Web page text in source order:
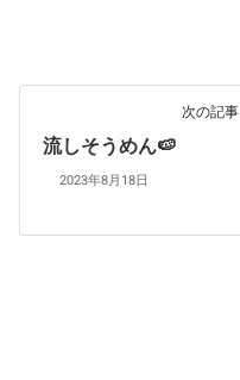
次の記事
流しそうめん🍉
2023年8月18日